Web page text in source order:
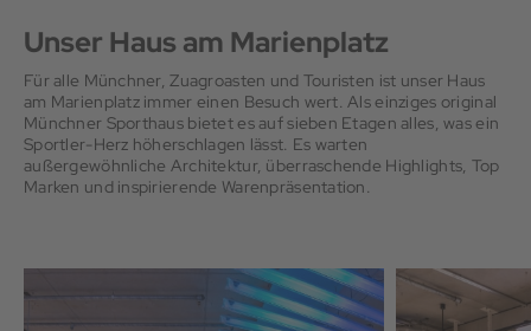
Unser Haus am Marienplatz
Für alle Münchner, Zuagroasten und Touristen ist unser Haus
am Marienplatz immer einen Besuch wert. Als einziges original
Münchner Sporthaus bietet es auf sieben Etagen alles, was ein
Sportler-Herz höherschlagen lässt. Es warten
außergewöhnliche Architektur, überraschende Highlights, Top
Marken und inspirierende Warenpräsentation.